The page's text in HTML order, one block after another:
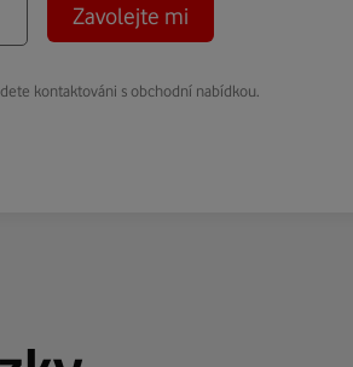
Zavolejte mi
kontaktováni s obchodní nabídkou.